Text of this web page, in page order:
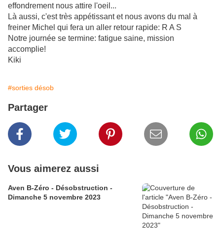
effondrement nous attire l'oeil...
Là aussi, c'est très appétissant et nous avons du mal à
freiner Michel qui fera un aller retour rapide: R A S
Notre journée se termine: fatigue saine, mission
accomplie!
Kiki
#sorties désob
Partager
Vous aimerez aussi
Aven B-Zéro - Désobstruction -
Dimanche 5 novembre 2023